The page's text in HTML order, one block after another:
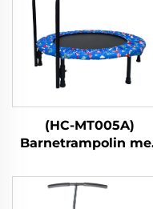
(HC-MT005A)
Barnetrampolin